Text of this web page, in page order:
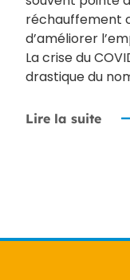
réchauffement
d’améliorer
La crise du
drastique du
Lire la suite